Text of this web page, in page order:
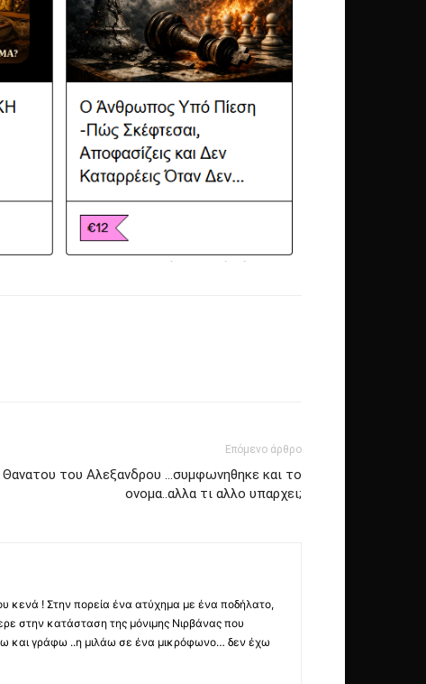
Επόμενο άρθρο
Θανατου του Αλεξανδρου …συμφωνηθηκε και το
ονομα..αλλα τι αλλο υπαρχει;
κενά ! Στην πορεία ένα ατύχημα με ένα ποδήλατο,
στην κατάσταση της μόνιμης Νιρβάνας που
και γράφω ..η μιλάω σε ένα μικρόφωνο… δεν έχω